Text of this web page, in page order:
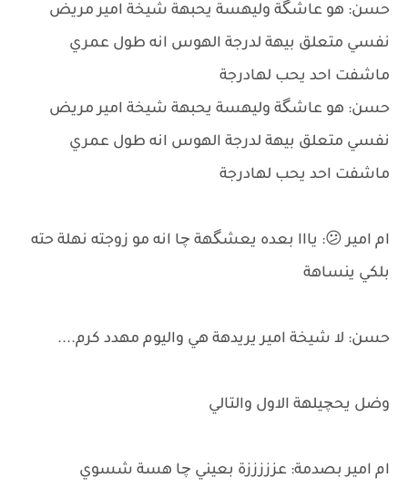
حسن: هو عاشگة وليهسة يحبهة شيخة امير مريض
نفسي متعلق بيهة لدرجة الهوس انه طول عمري
ماشفت احد يحب لهادرجة
حسن: هو عاشگة وليهسة يحبهة شيخة امير مريض
نفسي متعلق بيهة لدرجة الهوس انه طول عمري
ماشفت احد يحب لهادرجة
ام امير 😕: يااا بعده يعشگهة چا انه مو زوجته نهلة حته
بلكي ينساهة
حسن: لا شيخة امير يريدهة هي واليوم مهدد كرم....
وضل يحچيلهة الاول والتالي
ام امير بصدمة: عزززززة بعيني چا هسة شسوي